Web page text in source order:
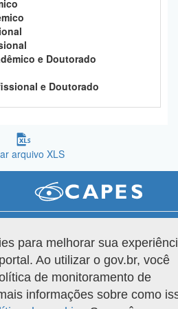
e Doutorado
e Doutorado
arquivo XLS
Copyright 2022 Capes. Todos os direitos reservados.
para melhorar sua
Ao utilizar o gov.br, você
de monitoramento de
informações sobre como